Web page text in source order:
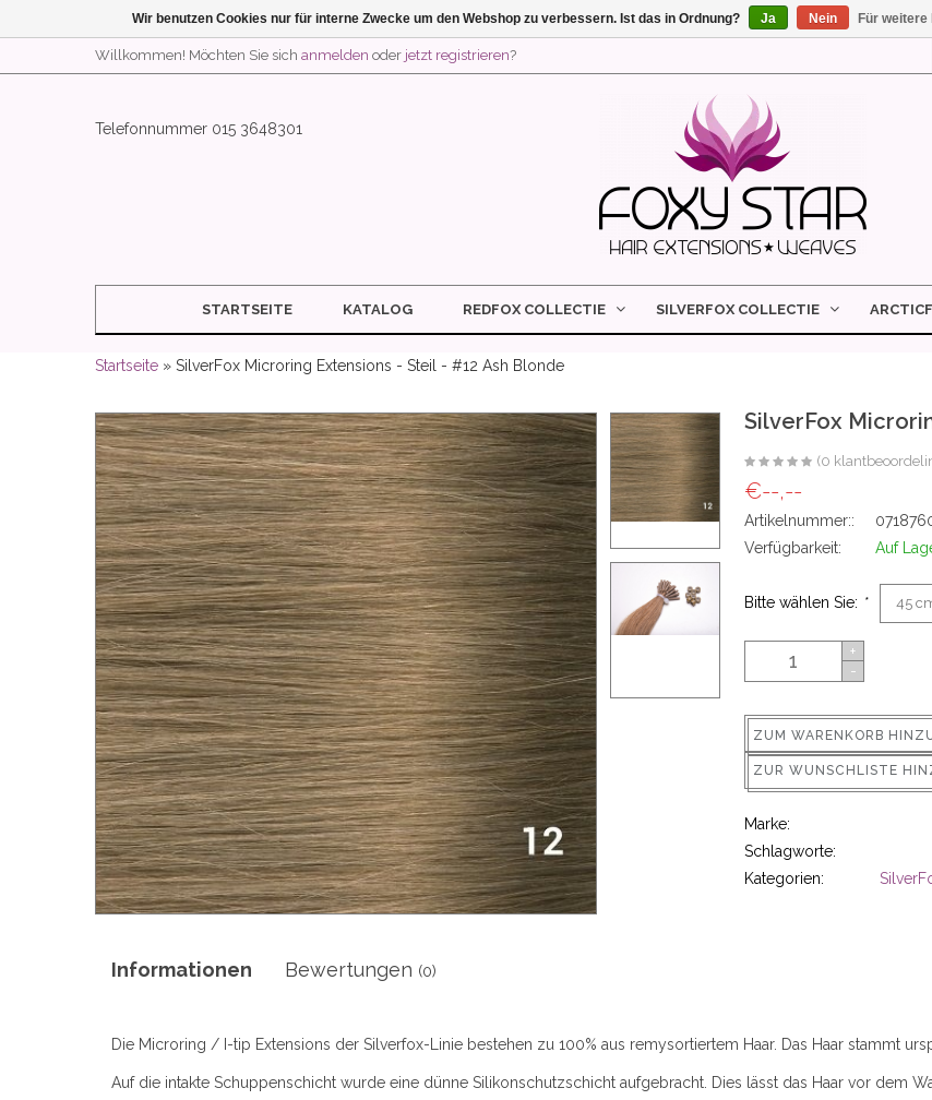
Willkommen! Möchten Sie sich anmelden oder jetzt registrieren?
Telefonnummer 015 3648301
STARTSEITE KATALOG REDFOX COLLECTIE SILVERFOX COLLECTIE
Startseite » SilverFox Microring Extensions - Steil - #12 Ash Blonde
SilverFox
(0
€--,--
Artikelnummer::
Verfügbarkeit:
Auf
Bitte wählen Sie: *
+
-
ZUM WARENKORB
ZUR WUNSCHLISTE
Marke:
Schlagworte:
Kategorien:
Informationen Bewertungen (0)
Die Microring / I-tip Extensions der Silverfox-Linie bestehen zu 100% aus remysortiertem Haar. Das Haar stammt
Auf die intakte Schuppenschicht wurde eine dünne Silikonschutzschicht aufgebracht. Dies lässt das Haar vor dem
Wir benutzen Cookies nur für interne Zwecke um den Webshop zu verbessern. Ist das in Ordnung? Ja Nein Für